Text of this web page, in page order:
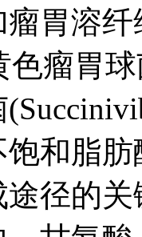
胃溶
瘤胃球
和脂
径的